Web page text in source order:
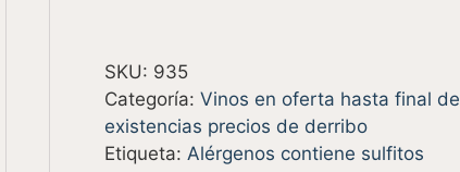
SKU: 935
Categoría: Vinos en oferta hasta final de
existencias precios de derribo
Etiqueta: Alérgenos contiene sulfitos